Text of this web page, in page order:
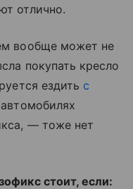
отлично.
вообще может не
покупать кресло
ездить с
— тоже нет
стоит, если: